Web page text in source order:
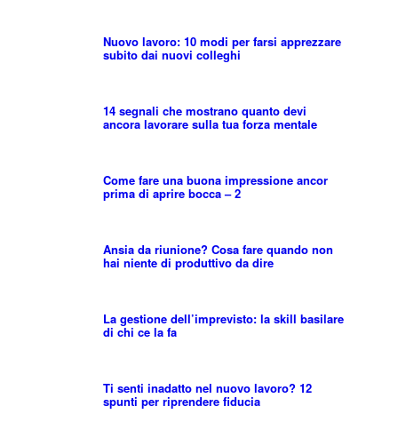
Nuovo lavoro: 10 modi per farsi apprezzare
subito dai nuovi colleghi
14 segnali che mostrano quanto devi
ancora lavorare sulla tua forza mentale
Come fare una buona impressione ancor
prima di aprire bocca – 2
Ansia da riunione? Cosa fare quando non
hai niente di produttivo da dire
La gestione dell’imprevisto: la skill basilare
di chi ce la fa
Ti senti inadatto nel nuovo lavoro? 12
spunti per riprendere fiducia